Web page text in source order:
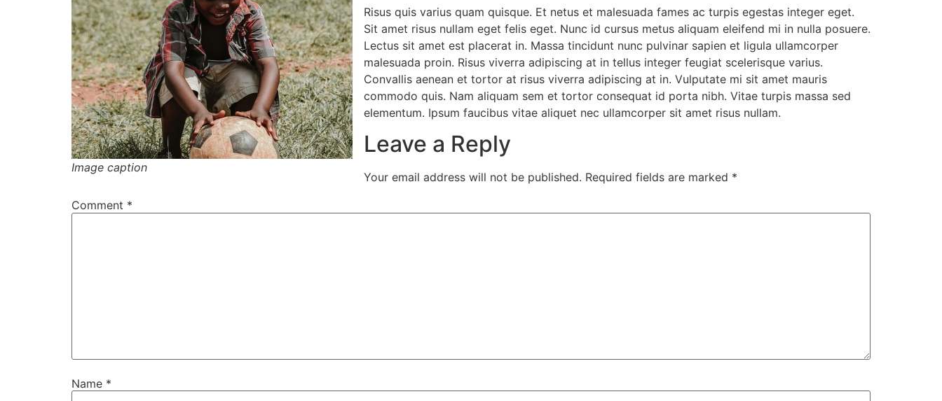
Image caption
Risus quis varius quam quisque. Et netus et malesuada fames ac turpis egestas integer eget.
Sit amet risus nullam eget felis eget. Nunc id cursus metus aliquam eleifend mi in nulla posuere.
Lectus sit amet est placerat in. Massa tincidunt nunc pulvinar sapien et ligula ullamcorper
malesuada proin. Risus viverra adipiscing at in tellus integer feugiat scelerisque varius.
Convallis aenean et tortor at risus viverra adipiscing at in. Vulputate mi sit amet mauris
commodo quis. Nam aliquam sem et tortor consequat id porta nibh. Vitae turpis massa sed
elementum. Ipsum faucibus vitae aliquet nec ullamcorper sit amet risus nullam.
Leave a Reply
Your email address will not be published. Required fields are marked *
Comment *
Name *